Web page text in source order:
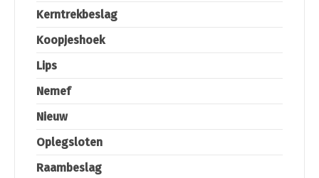
Kerntrekbeslag
Koopjeshoek
Lips
Nemef
Nieuw
Oplegsloten
Raambeslag